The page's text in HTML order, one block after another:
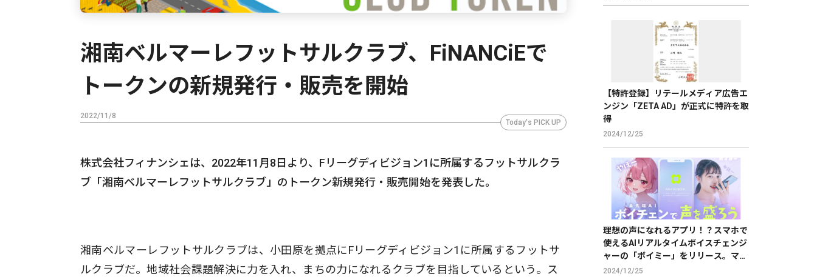
湘南ベルマーレフットサルクラブ、FiNANCiEで
トークンの新規発行・販売を開始
2022/11/8
Today's PICK UP
株式会社フィナンシェは、2022年11月8日より、Fリーグディビジョン1に所属するフットサルクラ
ブ「湘南ベルマーレフットサルクラブ」のトークン新規発行・販売開始を発表した。
湘南ベルマーレフットサルクラブは、小田原を拠点にFリーグディビジョン1に所属するフットサ
ルクラブだ。地域社会課題解決に力を入れ、まちの力になれるクラブを目指しているという。ス
【特許登録】リテールメディア広告エ
ンジン「ZETA AD」が正式に特許を取
得
2024/12/25
理想の声になれるアプリ！？スマホで
使えるAIリアルタイムボイスチェンジ
ャーの「ボイミー」をリリース。マイ
クに向かって喋るだけで、誰でも萌え
2024/12/25